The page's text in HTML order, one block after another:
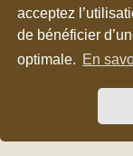
acceptez
de bénéficier
optimale. En